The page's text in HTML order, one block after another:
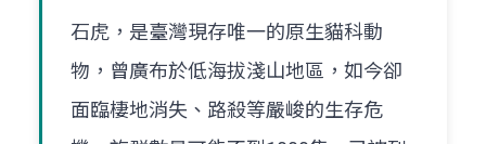
石虎，是臺灣現存唯一的原生貓科動
物，曾廣布於低海拔淺山地區，如今卻
面臨棲地消失、路殺等嚴峻的生存危